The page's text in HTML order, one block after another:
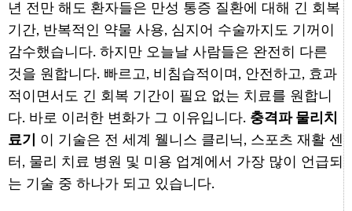
년 전만 해도 환자들은 만성 통증 질환에 대해 긴 회복
기간, 반복적인 약물 사용, 심지어 수술까지도 기꺼이
감수했습니다. 하지만 오늘날 사람들은 완전히 다른
것을 원합니다. 빠르고, 비침습적이며, 안전하고, 효과
적이면서도 긴 회복 기간이 필요 없는 치료를 원합니
다. 바로 이러한 변화가 그 이유입니다. 충격파 물리치
료기
이 기술은 전 세계 웰니스 클리닉, 스포츠 재활 센
터, 물리 치료 병원 및 미용 업계에서 가장 많이 언급되
는 기술 중 하나가 되고 있습니다.